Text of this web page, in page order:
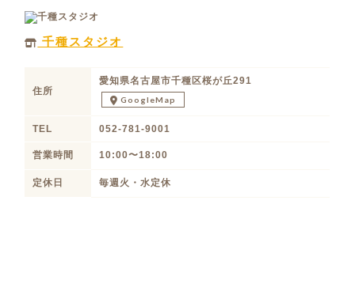
千種スタジオ
住所
愛知県名古屋市千種区桜が丘291
GoogleMap
TEL 052-781-9001
営業時間 10:00〜18:00
定休日 毎週火・水定休